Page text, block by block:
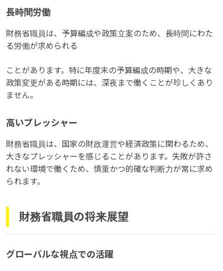
長時間労働
財務省職員は、予算編成や政策立案のため、長時間にわた
る労働が求められる
ことがあります。特に年度末の予算編成の時期や、大きな
政策変更がある時期には、深夜まで働くことが珍しくあり
ません。
高いプレッシャー
財務省職員は、国家の財政運営や経済政策に関わるため、
大きなプレッシャーを感じることがあります。失敗が許さ
れない環境で働くため、慎重かつ的確な判断力が常に求め
られます。
財務省職員の将来展望
グローバルな視点での活躍